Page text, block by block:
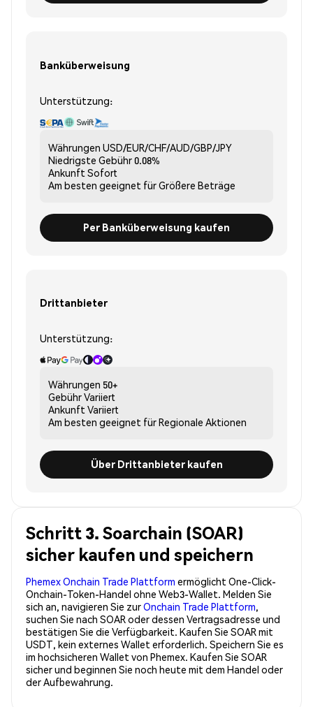
Banküberweisung
Unterstützung:
Währungen USD/EUR/CHF/AUD/GBP/JPY
Niedrigste Gebühr0.08%
Ankunft Sofort
Am besten geeignet fürGrößere Beträge
Per Banküberweisung kaufen
Drittanbieter
Unterstützung:
Währungen 50+
GebührVariiert
Ankunft Variiert
Am besten geeignet fürRegionale Aktionen
Über Drittanbieter kaufen
Schritt 3. Soarchain (SOAR)
sicher kaufen und speichern
Phemex Onchain Trade Plattform ermöglicht One-Click-
Onchain-Token-Handel ohne Web3-Wallet. Melden Sie
sich an, navigieren Sie zurOnchain Trade Plattform,
suchen Sie nach SOAR oder dessen Vertragsadresse und
bestätigen Sie die Verfügbarkeit. Kaufen Sie SOAR mit
USDT, kein externes Wallet erforderlich. Speichern Sie es
im hochsicheren Wallet von Phemex. Kaufen Sie SOAR
sicher und beginnen Sie noch heute mit dem Handel oder
der Aufbewahrung.